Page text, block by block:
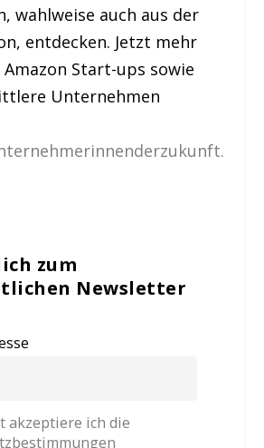
wahlweise auch aus der
entdecken. Jetzt mehr
Start-ups sowie
Unternehmen
zum
Newsletter
akzeptiere ich die